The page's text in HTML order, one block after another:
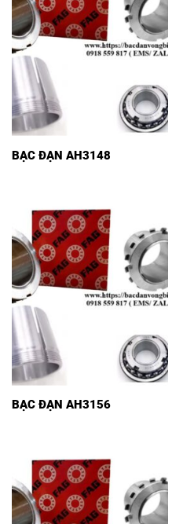
BẠC ĐẠN AH3148
BẠC ĐẠN AH3156